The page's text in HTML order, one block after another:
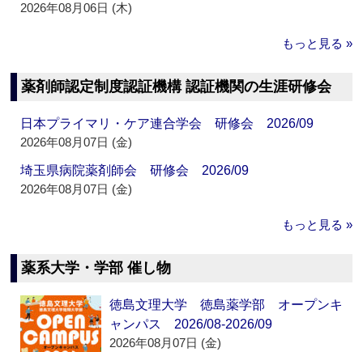
2026年08月06日 (木)
もっと見る »
薬剤師認定制度認証機構 認証機関の生涯研修会
日本プライマリ・ケア連合学会 研修会 2026/09
2026年08月07日 (金)
埼玉県病院薬剤師会 研修会 2026/09
2026年08月07日 (金)
もっと見る »
薬系大学・学部 催し物
徳島文理大学 徳島薬学部 オープンキ
ャンパス 2026/08-2026/09
2026年08月07日 (金)